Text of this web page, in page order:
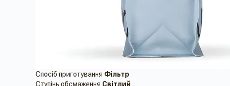
Спосіб приготування Фільтр
Ступінь обсмаження Світлий